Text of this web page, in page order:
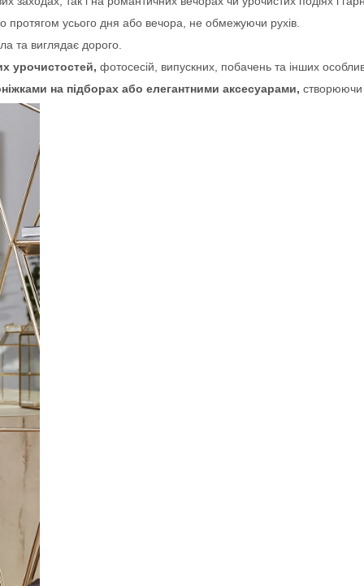
протягом усього дня або вечора, не обмежуючи рухів.
та виглядає дорого.
урочистостей, фотосесій, випускних, побачень та інших
на підборах або елегантними аксесуарами, створюючи